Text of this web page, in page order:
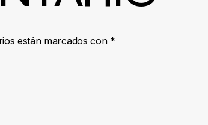
están marcados con *